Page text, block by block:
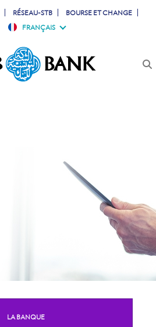
RÉSEAU-STB
BOURSE ET CHANGE
FRANÇAIS
LA BANQUE